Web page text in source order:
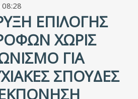
08:28
ΕΠΙΛΟΓΉΣ
ΧΩΡΊΣ
ΓΙΑ
ΣΠΟΥΔΈΣ
ΕΚΠΌΝΗΣΗ